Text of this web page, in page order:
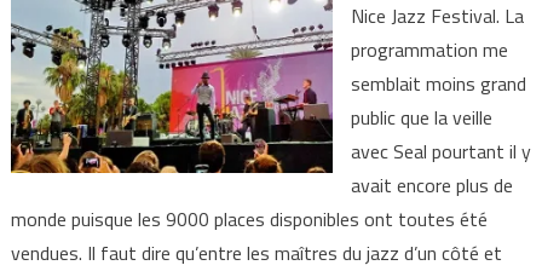
Nice Jazz Festival. La
programmation me
semblait moins grand
public que la veille
avec Seal pourtant il y
avait encore plus de
monde puisque les 9000 places disponibles ont toutes été
vendues. Il faut dire qu’entre les maîtres du jazz d’un côté et